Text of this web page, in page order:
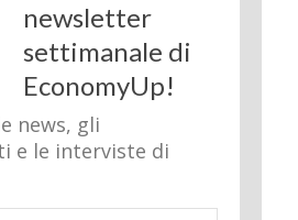
newsletter
settimanale di
EconomyUp!
news, gli
e le interviste di